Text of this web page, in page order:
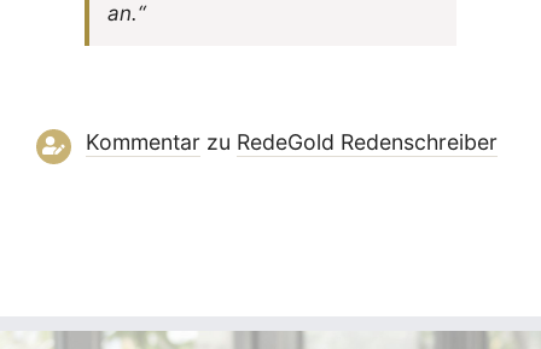
an.“
Kommentarzu RedeGold Reden­schreiber